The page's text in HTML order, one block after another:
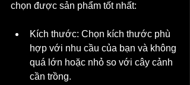
chọn được sản phẩm tốt nhất:
Kích thước: Chọn kích thước phù
hợp với nhu cầu của bạn và không
quá lớn hoặc nhỏ so với cây cảnh
cần trồng.